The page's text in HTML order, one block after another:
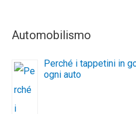
Automobilismo
Perché i tappetini in
ogni auto